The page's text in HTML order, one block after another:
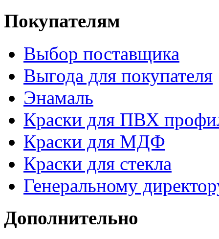
Покупателям
Выбор поставщика
Выгода для покупателя
Энамаль
Краски для ПВХ
Краски для МДФ
Краски для стекла
Генеральному
Дополнительно